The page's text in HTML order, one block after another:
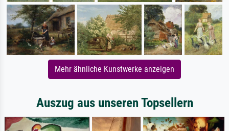
Mehr ähnliche Kunstwerke anzeigen
Auszug aus unseren Topsellern